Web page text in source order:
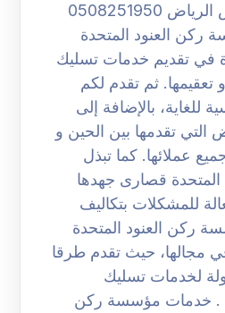
مجارى بحي النرجس الرياض 0508251950
العنود المتحدة
في تقديم خدمات تسليك
تعقيمها. ثم تقدم لكم
للغاية، بالإضافة إلى
التي تقدمها بين الحين و
عملائها. كما تبذل
قصارى جهدها
للمشكلات بتكاليف
ركن العنود المتحدة
مجالها، حيث تقدم طرقا
لخدمات تسليك
. خدمات مؤسسة ركن